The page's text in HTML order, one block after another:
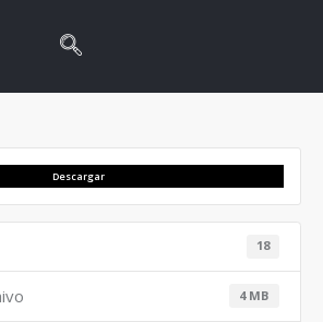
Descargar
18
4 MB